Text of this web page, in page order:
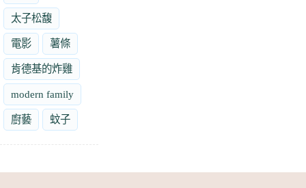
太子松馥
電影 薯條
肯德基的炸雞
modern family
廚藝 蚊子